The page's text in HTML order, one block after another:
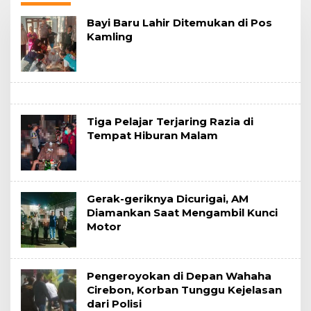
Bayi Baru Lahir Ditemukan di Pos
Kamling
Tiga Pelajar Terjaring Razia di
Tempat Hiburan Malam
Gerak-geriknya Dicurigai, AM
Diamankan Saat Mengambil Kunci
Motor
Pengeroyokan di Depan Wahaha
Cirebon, Korban Tunggu Kejelasan
dari Polisi